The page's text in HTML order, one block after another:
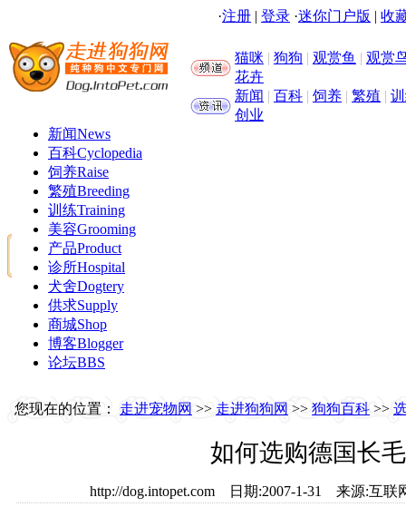
·注册 | 登录 ·迷你门户版 | 收
猫咪 | 狗狗 | 观赏鱼 | 观赏
花卉
新闻 | 百科 | 饲养 | 繁殖 |
创业
新闻News
百科Cyclopedia
饲养Raise
繁殖Breeding
训练Training
美容Grooming
产品Product
诊所Hospital
犬舍Dogtery
供求Supply
商城Shop
博客Blogger
论坛BBS
您现在的位置： 走进宠物网 >> 走进狗狗网 >> 狗狗百科 >>
如何选购德国长
http://dog.intopet.com 日期:2007-1-31 来源:互